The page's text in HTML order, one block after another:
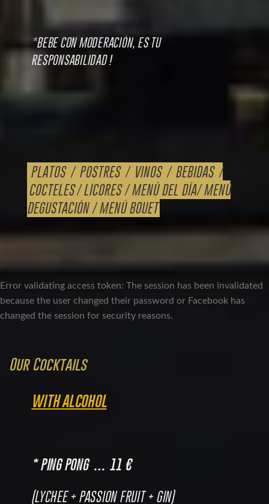
*BEBE CON MODERACIÓN, ES TU
RESPONSABILIDAD !
PLATOS / POSTRES / VINOS / BEBIDAS /
COCTELES /LICORES/MENÚ DEL DÍA/MENÚ
DEGUSTACIÓN/MENÚ BOUET
Error validating access token: The session has been invalidated
because the user changed their password or Facebook has
changed the session for security reasons.
Our Cocktails
WITH ALCOHOL
* PING PONG … 11 €
(LYCHEE + PASSION FRUIT + GIN)